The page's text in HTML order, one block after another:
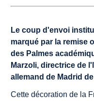
Le coup d'envoi
marqué par la remise
des Palmes
Marzoli, directrice de
allemand de Madrid
Cette décoration de la